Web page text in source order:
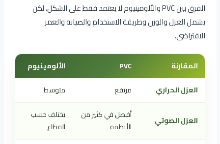
الفرق بين PVC والألومينيوم لا يعتمد فقط على الشكل، لكن
يشمل العزل والوزن وطريقة الاستخدام والصيانة والعمر
الافتراضي.
المقارنة PVC
الألومينيوم
العزل الحراري
مرتفع متوسط
العزل الصوتي
أفضل في كثير من
الأنظمة
يختلف حسب
القطاع